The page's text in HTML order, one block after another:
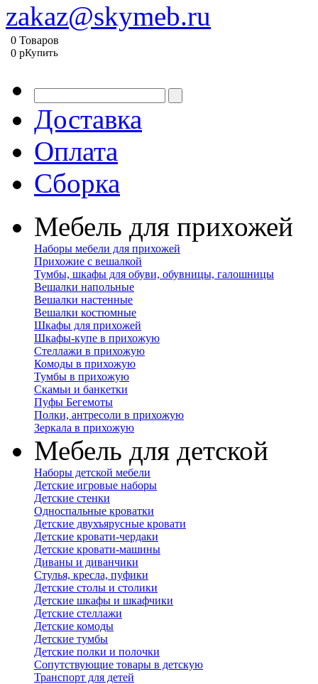
zakaz@skymeb.ru
0 Товаров
0 pКупить
Доставка
Оплата
Сборка
Мебель для прихожей
Наборы мебели для прихожей
Прихожие с вешалкой
Тумбы, шкафы для обуви, обувницы, галошницы
Вешалки напольные
Вешалки настенные
Вешалки костюмные
Шкафы для прихожей
Шкафы-купе в прихожую
Стеллажи в прихожую
Комоды в прихожую
Тумбы в прихожую
Скамьи и банкетки
Пуфы Бегемоты
Полки, антресоли в прихожую
Зеркала в прихожую
Мебель для детской
Наборы детской мебели
Детские игровые наборы
Детские стенки
Односпальные кроватки
Детские двухъярусные кровати
Детские кровати-чердаки
Детские кровати-машины
Диваны и диванчики
Стулья, кресла, пуфики
Детские столы и столики
Детские шкафы и шкафчики
Детские стеллажи
Детские комоды
Детские тумбы
Детские полки и полочки
Сопутствующие товары в детскую
Транспорт для детей